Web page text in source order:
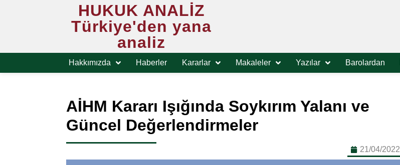
HUKUK ANALİZ
Türkiye'den yana
analiz
Hakkımızda Haberler Kararlar Makaleler Yazılar Barolardan
AİHM Kararı Işığında Soykırım Yalanı ve
Güncel Değerlendirmeler
21/04/2022